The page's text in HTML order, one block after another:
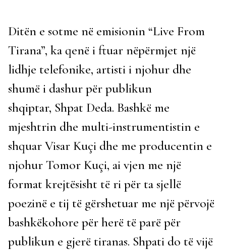
Ditën e sotme në emisionin “Live From
Tirana”, ka qenë i ftuar nëpërmjet një
lidhje telefonike, artisti i njohur dhe
shumë i dashur për publikun
shqiptar, Shpat Deda. Bashkë me
mjeshtrin dhe multi-instrumentistin e
shquar Visar Kuçi dhe me producentin e
njohur Tomor Kuçi, ai vjen me një
format krejtësisht të ri për ta sjellë
poezinë e tij të gërshetuar me një përvojë
bashkëkohore për herë të parë për
publikun e gjerë tiranas. Shpati do të vijë